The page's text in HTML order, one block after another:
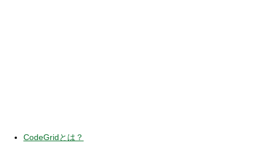
CodeGridとは？